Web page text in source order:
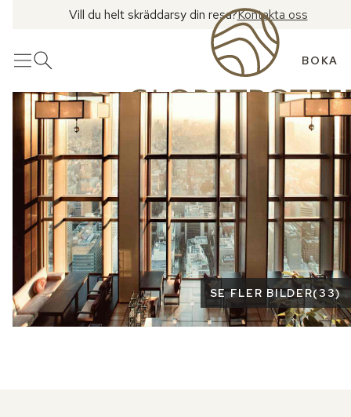
Vill du helt skräddarsy din resa?Kontakta oss
MenyÖppna sök BOKA
Se fler bilder
SE FLER BILDER(33)